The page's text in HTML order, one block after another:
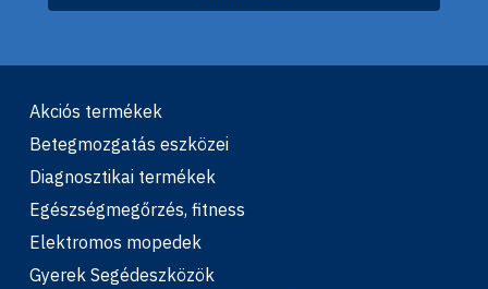
Akciós termékek
Betegmozgatás eszközei
Diagnosztikai termékek
Egészségmegőrzés, fitness
Elektromos mopedek
Gyerek Segédeszközök